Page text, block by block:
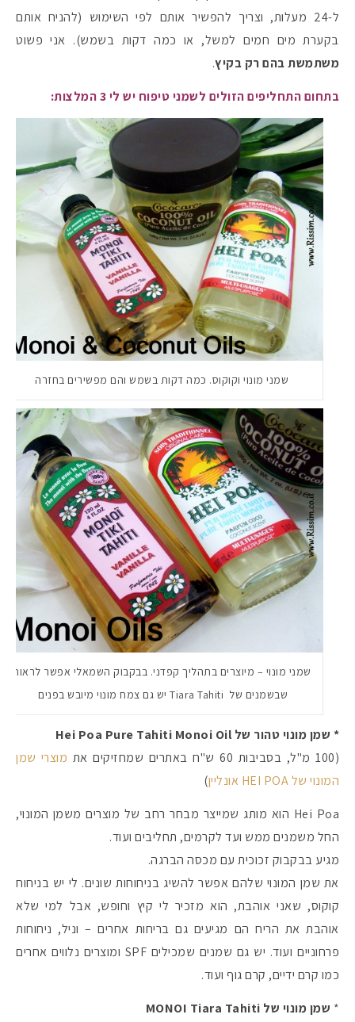
ל-24 מעלות, וצריך להפשיר אותם לפי השימוש (להניח אותם
בקערת מים חמים למשל, או כמה דקות בשמש). אני פשוט
משתמשת בהם רק בקיץ.
בתחום התחליפים הזולים לשמני טיפוח יש לי 3 המלצות:
שמני מונוי וקוקוס. כמה דקות בשמש והם מפשירים בחזרה
שמני מונוי – מיוצרים בתהליך קפדני. בבקבוק השמאלי אפשר לראות
שבשמנים של Tiara Tahiti יש גם צמח מונוי מיובש בפנים
* שמן מונוי טהור של Hei Poa Pure Tahiti Monoi Oil
(100 מ"ל, בסביבות 60 ש"ח באתרים שמחזיקים את
מוצרי שמן
המונוי של HEI POA אונליין
)
Hei Poa הוא מותג שמייצר מבחר רחב של מוצרים משמן המונוי,
החל משמנים ממש ועד לקרמים, תחליבים ועוד.
מגיע בבקבוק זכוכית עם מכסה הברגה.
את שמן המונוי שלהם אפשר להשיג בניחוחות שונים. לי יש בניחוח
קוקוס, שאני אוהבת, הוא מזכיר לי קיץ וחופש, אבל למי שלא
אוהבת את הריח הם מגיעים גם בריחות אחרים – וניל, ניחוחות
פרחוניים ועוד. יש גם שמנים שמכילים SPF ומוצרים נלווים אחרים
כמו קרם ידיים, קרם גוף ועוד.
* שמן מונוי של MONOI Tiara Tahiti